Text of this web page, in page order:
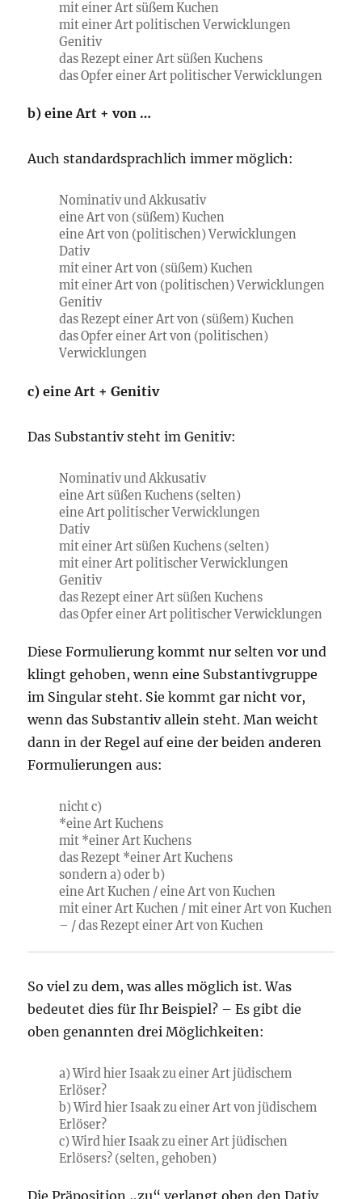
mit einer Art süßem Kuchen
mit einer Art politischen Verwicklungen
Genitiv
das Rezept einer Art süßen Kuchens
das Opfer einer Art politischer Verwicklungen
b) eine Art + von …
Auch standardsprachlich immer möglich:
Nominativ und Akkusativ
eine Art von (süßem) Kuchen
eine Art von (politischen) Verwicklungen
Dativ
mit einer Art von (süßem) Kuchen
mit einer Art von (politischen) Verwicklungen
Genitiv
das Rezept einer Art von (süßem) Kuchen
das Opfer einer Art von (politischen)
Verwicklungen
c) eine Art + Genitiv
Das Substantiv steht im Genitiv:
Nominativ und Akkusativ
eine Art süßen Kuchens (selten)
eine Art politischer Verwicklungen
Dativ
mit einer Art süßen Kuchens (selten)
mit einer Art politischer Verwicklungen
Genitiv
das Rezept einer Art süßen Kuchens
das Opfer einer Art politischer Verwicklungen
Diese Formulierung kommt nur selten vor und
klingt gehoben, wenn eine Substantivgruppe
im Singular steht. Sie kommt gar nicht vor,
wenn das Substantiv allein steht. Man weicht
dann in der Regel auf eine der beiden anderen
Formulierungen aus:
nicht c)
*eine Art Kuchens
mit *einer Art Kuchens
das Rezept *einer Art Kuchens
sondern a) oder b)
eine Art Kuchen / eine Art von Kuchen
mit einer Art Kuchen / mit einer Art von Kuchen
– / das Rezept einer Art von Kuchen
So viel zu dem, was alles möglich ist. Was
bedeutet dies für Ihr Beispiel? – Es gibt die
oben genannten drei Möglichkeiten:
a) Wird hier Isaak zu einer Art jüdischem
Erlöser?
b) Wird hier Isaak zu einer Art von jüdischem
Erlöser?
c) Wird hier Isaak zu einer Art jüdischen
Erlösers? (selten, gehoben)